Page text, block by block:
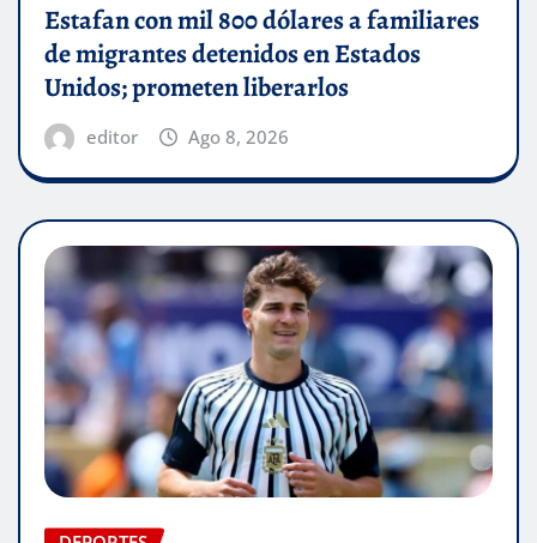
Estafan con mil 800 dólares a familiares
de migrantes detenidos en Estados
Unidos; prometen liberarlos
editor Ago 8, 2026